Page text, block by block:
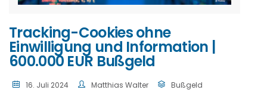
Tracking-Cookies ohne
Einwilligung und Information |
600.000 EUR Bußgeld
16. Juli 2024 Matthias Walter Bußgeld